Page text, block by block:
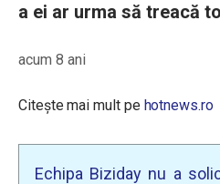
a ei ar urma să treacă
acum 8 ani
Citește mai mult pe hotnews.ro
Echipa Biziday nu a